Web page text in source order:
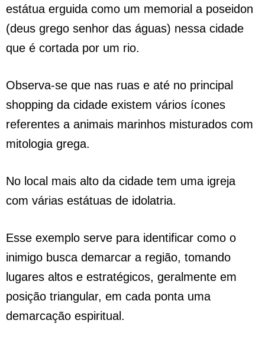
estátua erguida como um memorial a poseidon
(deus grego senhor das águas) nessa cidade
que é cortada por um rio.
Observa-se que nas ruas e até no principal
shopping da cidade existem vários ícones
referentes a animais marinhos misturados com
mitologia grega.
No local mais alto da cidade tem uma igreja
com várias estátuas de idolatria.
Esse exemplo serve para identificar como o
inimigo busca demarcar a região, tomando
lugares altos e estratégicos, geralmente em
posição triangular, em cada ponta uma
demarcação espiritual.